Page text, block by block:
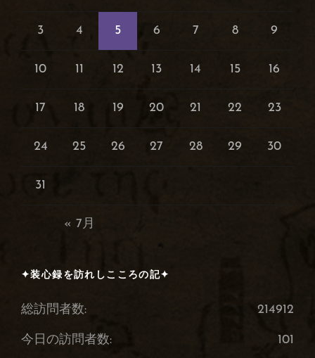
« 7月
3 4 5 6 7 8 9
10 11 12 13 14 15 16
17 18 19 20 21 22 23
24 25 26 27 28 29 30
31
✦装心録を訪れしこころの記✦
214912
総訪問者数:
101
今日の訪問者数: